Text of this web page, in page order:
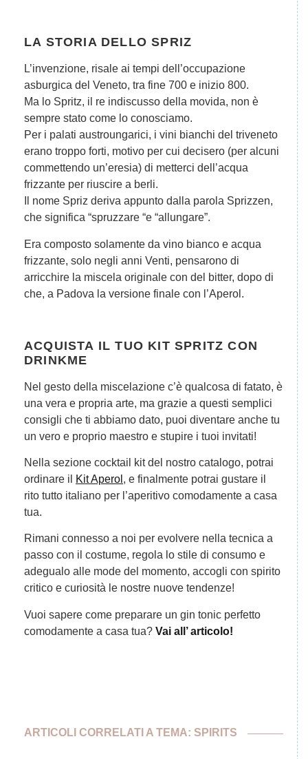
LA STORIA DELLO SPRIZ
L’invenzione, risale ai tempi dell’occupazione
asburgica del Veneto, tra fine 700 e inizio 800.
Ma lo Spritz, il re indiscusso della movida, non è
sempre stato come lo conosciamo.
Per i palati austroungarici, i vini bianchi del triveneto
erano troppo forti, motivo per cui decisero (per alcuni
commettendo un’eresia) di metterci dell’acqua
frizzante per riuscire a berli.
Il nome Spriz deriva appunto dalla parola Sprizzen,
che significa “spruzzare “e “allungare”.
Era composto solamente da vino bianco e acqua
frizzante, solo negli anni Venti, pensarono di
arricchire la miscela originale con del bitter, dopo di
che, a Padova la versione finale con l’Aperol.
ACQUISTA IL TUO KIT SPRITZ CON
DRINKME
Nel gesto della miscelazione c’è qualcosa di fatato, è
una vera e propria arte, ma grazie a questi semplici
consigli che ti abbiamo dato, puoi diventare anche tu
un vero e proprio maestro e stupire i tuoi invitati!
Nella sezione cocktail kit del nostro catalogo, potrai
ordinare il
Kit Aperol , e finalmente potrai gustare il
rito tutto italiano per l’aperitivo comodamente a casa
tua.
Rimani connesso a noi per evolvere nella tecnica a
passo con il costume, regola lo stile di consumo e
adegualo alle mode del momento, accogli con spirito
critico e curiosità le nostre nuove tendenze!
Vuoi sapere come preparare un gin tonic perfetto
comodamente a casa tua? Vai all’ articolo!
ARTICOLI CORRELATI A TEMA: SPIRITS